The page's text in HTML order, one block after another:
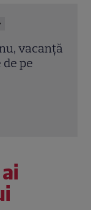
vacanță
pe